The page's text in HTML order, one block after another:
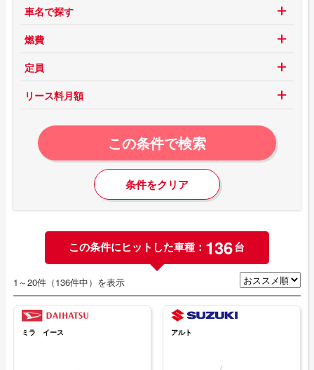
車名で探す
燃費
定員
リース料月額
この条件で検索
条件をクリア
この条件にヒットした車種： 136台
1～20件（136件中）を表示
ミラ イース アルト